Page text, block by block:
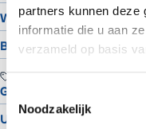
partners kunnen deze
informatie die u aan
verzameld op basis
Toestemmingsselectie
Noodzakelijk
Website laten maken in
Bekijk alle locaties
Gratis Logo Maker
UTM Builder